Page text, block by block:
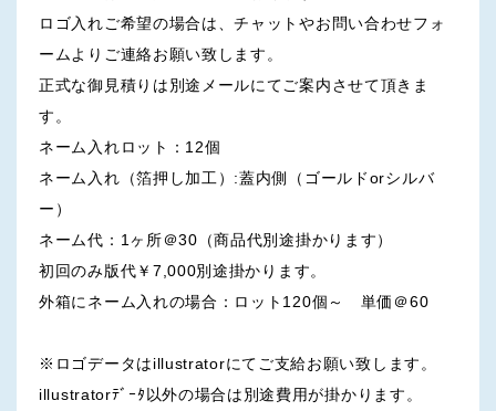
ロゴ入れご希望の場合は、チャットやお問い合わせフォ
ームよりご連絡お願い致します。
正式な御見積りは別途メールにてご案内させて頂きま
す。
ネーム入れロット：12個
ネーム入れ（箔押し加工）:蓋内側（ゴールドorシルバ
ー）
ネーム代：1ヶ所＠30（商品代別途掛かります）
初回のみ版代￥7,000別途掛かります。
外箱にネーム入れの場合：ロット120個～ 単価＠60
※ロゴデータはillustratorにてご支給お願い致します。
illustratorﾃﾞｰﾀ以外の場合は別途費用が掛かります。